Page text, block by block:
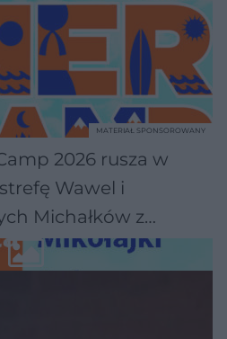
2026 rusza w
Wawel i
Michałków z
MATERIAŁ SPONSOROWANY